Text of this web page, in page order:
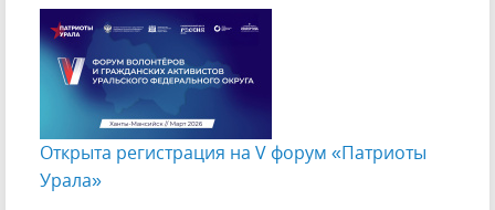
Открыта регистрация на V форум «Патриоты
Урала»